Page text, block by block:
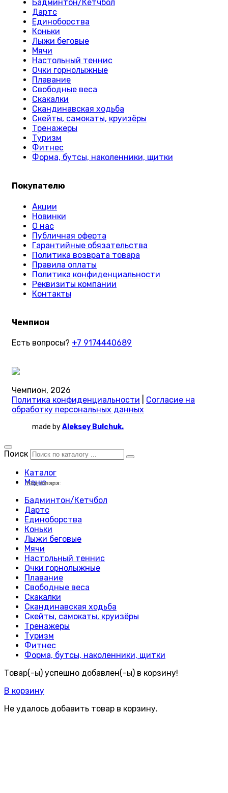
Код товара:
Код товара:
Код товара:
Код товара:
Код товара:
Код товара:
Код товара:
Код товара:
Код товара:
Код товара:
Код товара:
Код товара:
Код товара:
Код товара:
Код товара:
Код товара:
Код товара:
Код товара:
Код товара:
Код товара:
Код товара:
Код товара:
Код товара:
Код товара:
Бадминтон/Кетчбол
Дартс
Единоборства
Коньки
Лыжи беговые
Мячи
Настольный теннис
Очки горнолыжные
Плавание
Свободные веса
Скакалки
Скандинавская ходьба
Скейты, самокаты, круизёры
Тренажеры
Туризм
Фитнес
Форма, бутсы, наколенники, щитки
Покупателю
Акции
Новинки
О нас
Публичная оферта
Гарантийные обязательства
Политика возврата товара
Правила оплаты
Политика конфиденциальности
Реквизиты компании
Контакты
Чемпион
Есть вопросы? +7 9174440689
Чемпион, 2026
Политика конфиденциальности
Согласие на
обработку персональных данных
made byAleksey Bulchuk.
Поиск
Каталог
Меню
Бадминтон/Кетчбол
Дартс
Единоборства
Коньки
Лыжи беговые
Мячи
Настольный теннис
Очки горнолыжные
Плавание
Свободные веса
Скакалки
Скандинавская ходьба
Скейты, самокаты, круизёры
Тренажеры
Туризм
Фитнес
Форма, бутсы, наколенники, щитки
Товар(-ы) успешно добавлен(-ы) в корзину!
В корзину
Не удалось добавить товар в корзину.